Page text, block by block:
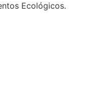
Ecológicos.